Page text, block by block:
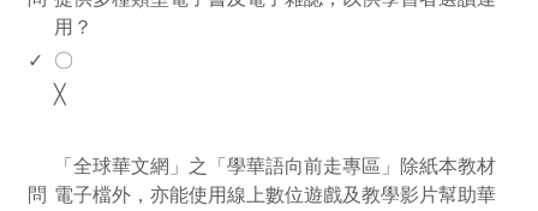
用？
✓
〇
╳
問
「全球華文網」之「學華語向前走專區」除紙本教材
電子檔外，亦能使用線上數位遊戲及教學影片幫助華